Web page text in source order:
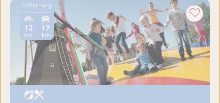
Entfernung
17
km
12
km